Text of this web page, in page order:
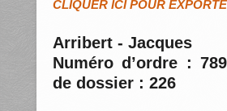
CLIQUER ICI POUR
Arribert - Jacques
Numéro d’ordre :
de dossier : 226